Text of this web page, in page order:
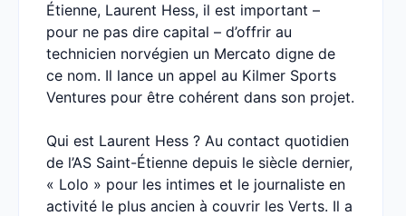
Étienne, Laurent Hess, il est important –
pour ne pas dire capital – d’offrir au
technicien norvégien un Mercato digne de
ce nom. Il lance un appel au Kilmer Sports
Ventures pour être cohérent dans son projet.
Qui est Laurent Hess ? Au contact quotidien
de l’AS Saint-Étienne depuis le siècle dernier,
« Lolo » pour les intimes et le journaliste en
activité le plus ancien à couvrir les Verts. Il a